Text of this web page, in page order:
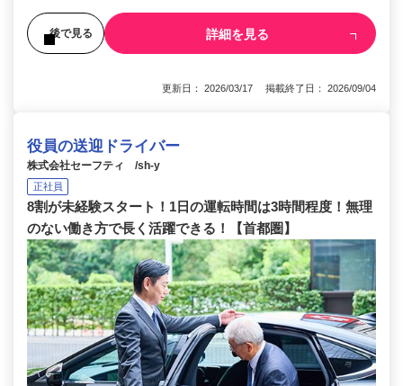
後で見る 詳細を見る
更新日： 2026/03/17 掲載終了日： 2026/09/04
役員の送迎ドライバー
株式会社セーフティ /sh-y
正社員
8割が未経験スタート！1日の運転時間は3時間程度！無理
のない働き方で長く活躍できる！【首都圏】